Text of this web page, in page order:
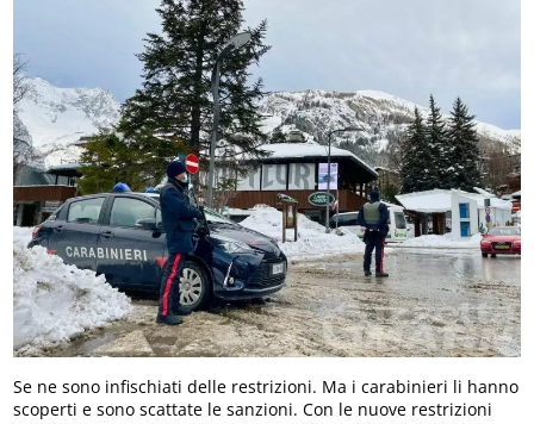
Se ne sono infischiati delle restrizioni. Ma i carabinieri li hanno
scoperti e sono scattate le sanzioni. Con le nuove restrizioni